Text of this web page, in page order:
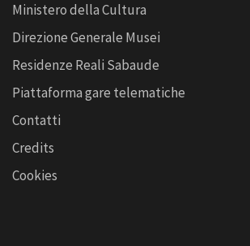
Ministero della Cultura
Direzione Generale Musei
Residenze Reali Sabaude
Piattaforma gare telematiche
Contatti
Credits
Cookies